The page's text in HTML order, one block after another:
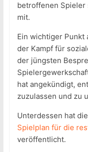
betroffenen Spieler
mit.
Ein wichtiger
der Kampf für
der jüngsten
hat angekündigt,
zuzulassen und zu
Unterdessen hat
Spielplan für die
veröffentlicht.